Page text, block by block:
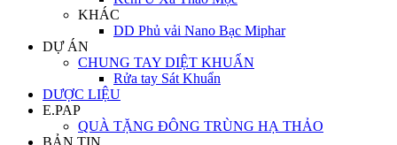
KHÁC
DD Phủ vải Nano Bạc Miphar
DỰ ÁN
CHUNG TAY DIỆT KHUẨN
Rửa tay Sát Khuẩn
DƯỢC LIỆU
E.PAP
QUÀ TẶNG ĐÔNG TRÙNG HẠ THẢO
BẢN TIN